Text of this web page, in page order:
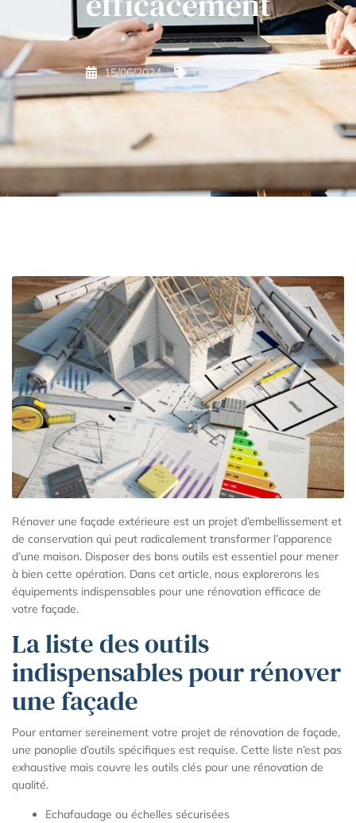
15/06/2024 Divers finances
Rénover une façade extérieure est un projet d’embellissement et
de conservation qui peut radicalement transformer l’apparence
d’une maison. Disposer des bons outils est essentiel pour mener
à bien cette opération. Dans cet article, nous explorerons les
équipements indispensables pour une rénovation efficace de
votre façade.
La liste des outils
indispensables pour rénover
une façade
Pour entamer sereinement votre projet de rénovation de façade,
une panoplie d’outils spécifiques est requise. Cette liste n’est pas
exhaustive mais couvre les outils clés pour une rénovation de
qualité.
Echafaudage ou échelles sécurisées